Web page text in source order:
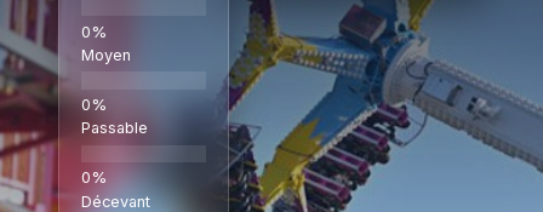
Moyen
Passable
Décevant